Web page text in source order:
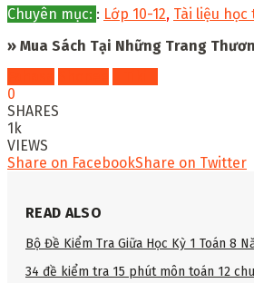
Chuyên mục: : Lớp 10-12, Tài liệu học
» Mua Sách Tại Những Trang
0
SHARES
1k
VIEWS
Share on FacebookShare on Twitter
READ ALSO
Bộ Đề Kiểm Tra Giữa Học Kỳ 1 Toán 8
34 đề kiểm tra 15 phút môn toán 12